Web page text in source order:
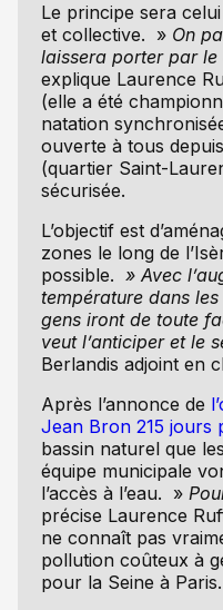
Le principe sera
et collective. » On
laissera porter par le
explique Laurence
(elle a été
natation
ouverte à tous
(quartier Saint-
sécurisée.
L’objectif est
zones le long de
possible. » Avec
température dans
gens iront de toute
veut l’anticiper et le
Berlandis adjoint en
Après l’annonce de
Jean Bron 215 jours
bassin naturel que
équipe municipale
l’accès à l’eau. »
précise Laurence
ne connaît pas
pollution coûteux à
pour la Seine à Paris.